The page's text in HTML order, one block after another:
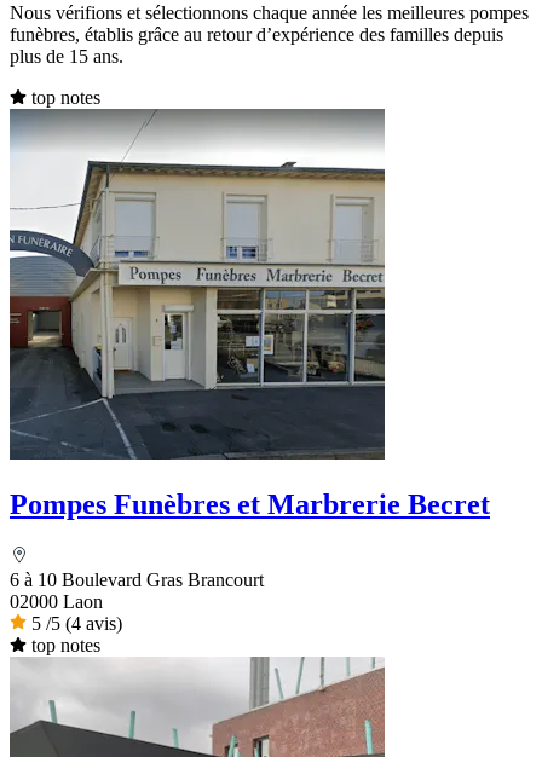
Nous vérifions et sélectionnons chaque année les meilleures pompes
funèbres, établis grâce au retour d’expérience des familles depuis
plus de 15 ans.
top notes
Pompes Funèbres et Marbrerie Becret
6 à 10 Boulevard Gras Brancourt
02000 Laon
5 /5 (4 avis)
top notes